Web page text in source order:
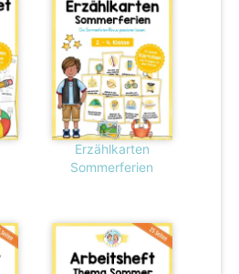
Erzählkarten
Sommerferien